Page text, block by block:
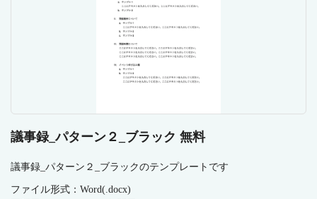
議事録_パターン２_ブラック 無料
議事録_パターン２_ブラックのテンプレートです
ファイル形式：Word(.docx)